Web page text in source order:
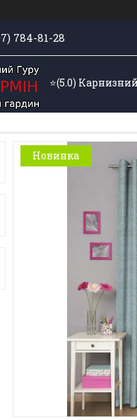
784-81-28
⭐️(5.0)
Новинка